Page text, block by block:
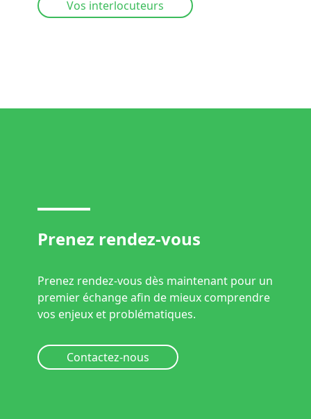
Vos interlocuteurs
Prenez rendez-vous
Prenez rendez-vous dès maintenant pour un
premier échange afin de mieux comprendre
vos enjeux et problématiques.
Contactez-nous